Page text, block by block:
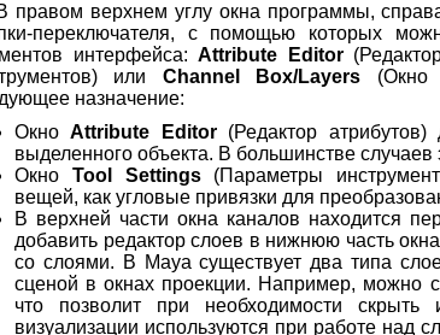
правом верхнем углу окна программы,
переключателя, с помощью которых
интерфейса: Attribute Editor
или Channel Box/Layers (Окно
назначение:
ОкноAttribute Editor(Редактор атрибутов)
выделенного объекта. В большинстве
Окно Tool Settings(Параметры
вещей, как угловые привязки для
В верхней части окна каналов находится
добавить редактор слоев в нижнюю часть
со слоями. В Maya существует два типа
сценой в окнах проекции. Например, можно
что позволит при необходимости
визуализации используются при работе над